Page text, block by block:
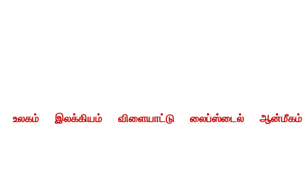
உலகம் இலக்கியம் விளையாட்டு லைப்ஸ்டைல் ஆன்மீகம்